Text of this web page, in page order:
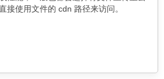
接使用文件的 cdn 路径来访问。